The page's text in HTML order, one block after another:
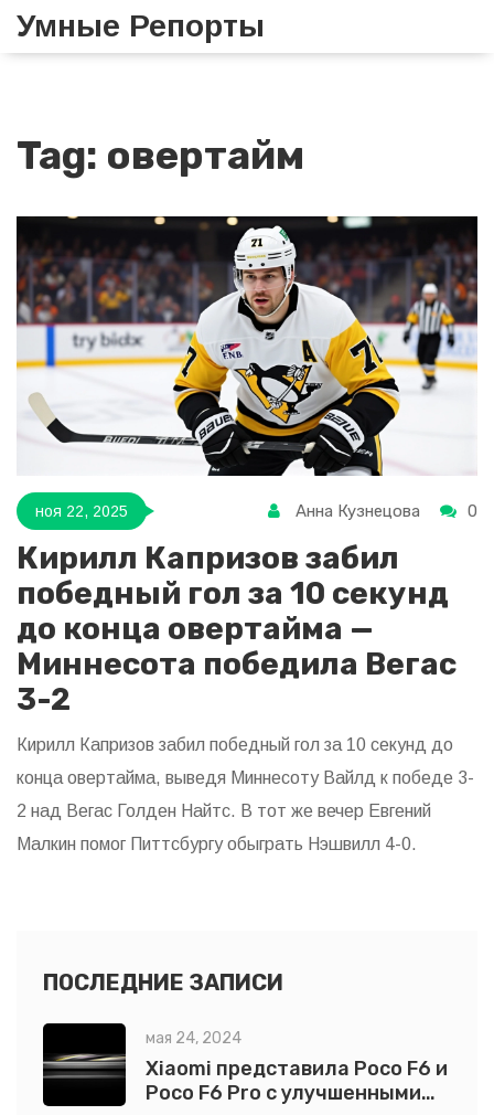
Умные Репорты
Tag: овертайм
ноя 22, 2025 Анна Кузнецова 0
Кирилл Капризов забил
победный гол за 10 секунд
до конца овертайма —
Миннесота победила Вегас
3-2
Кирилл Капризов забил победный гол за 10 секунд до
конца овертайма, выведя Миннесоту Вайлд к победе 3-
2 над Вегас Голден Найтс. В тот же вечер Евгений
Малкин помог Питтсбургу обыграть Нэшвилл 4-0.
ПОСЛЕДНИЕ ЗАПИСИ
мая 24, 2024
Xiaomi представила Poco F6 и
Poco F6 Pro с улучшенными